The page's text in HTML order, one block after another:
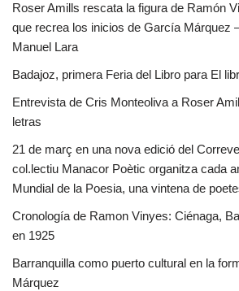
Roser Amills rescata la figura de Ramón
que recrea los inicios de García Márquez
Manuel Lara
Badajoz, primera Feria del Libro para El
Entrevista de Cris Monteoliva a Roser
letras
21 de març en una nova edició del
col.lectiu Manacor Poètic organitza cada
Mundial de la Poesia, una vintena de
Cronología de Ramon Vinyes: Ciénaga,
en 1925
Barranquilla como puerto cultural en la
Márquez